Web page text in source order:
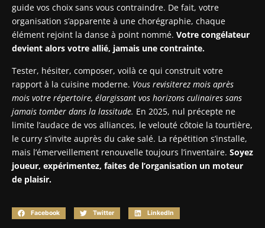
guide vos choix sans vous contraindre. De fait, votre
organisation s’apparente à une chorégraphie, chaque
élément rejoint la danse à point nommé. Votre congélateur
devient alors votre allié, jamais une contrainte.
Tester, hésiter, composer, voilà ce qui construit votre
rapport à la cuisine moderne. Vous revisiterez mois après
mois votre répertoire, élargissant vos horizons culinaires sans
jamais tomber dans la lassitude. En 2025, nul précepte ne
limite l’audace de vos alliances, le velouté côtoie la tourtière,
le curry s’invite auprès du cake salé. La répétition s’installe,
mais l’émerveillement renouvelle toujours l’inventaire. Soyez
joueur, expérimentez, faites de l’organisation un moteur
de plaisir.
Facebook Twitter LinkedIn